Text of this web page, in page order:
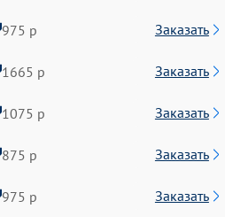
975 р Заказать
1665 р Заказать
1075 р Заказать
875 р Заказать
975 р Заказать